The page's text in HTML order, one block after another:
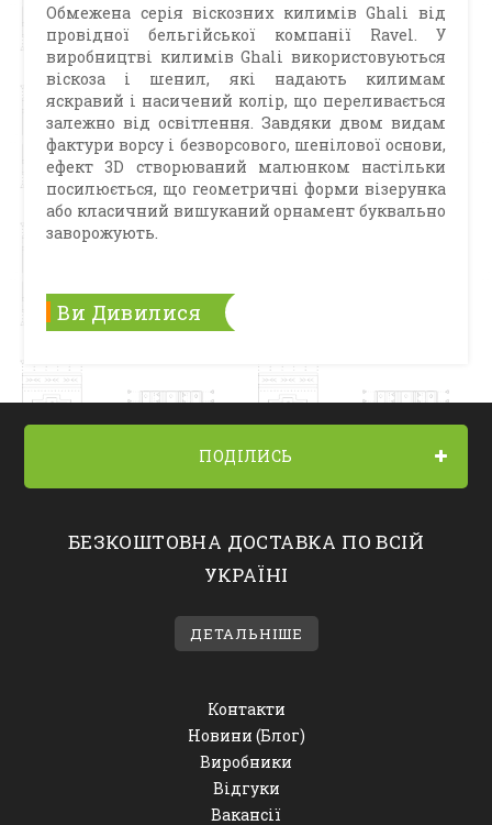
Обмежена серія віскозних килимів Ghali від
провідної бельгійської компанії Ravel. У
виробництві килимів Ghali використовуються
віскоза і шенил, які надають килимам
яскравий і насичений колір, що переливається
залежно від освітлення. Завдяки двом видам
фактури ворсу і безворсового, шенілової основи,
ефект 3D створюваний малюнком настільки
посилюється, що геометричні форми візерунка
або класичний вишуканий орнамент буквально
заворожують.
Ви Дивилися
ПОДІЛИСЬ
БЕЗКОШТОВНА ДОСТАВКА ПО ВСІЙ
УКРАЇНІ
ДЕТАЛЬНІШЕ
Контакти
Новини (Блог)
Виробники
Відгуки
Вакансії